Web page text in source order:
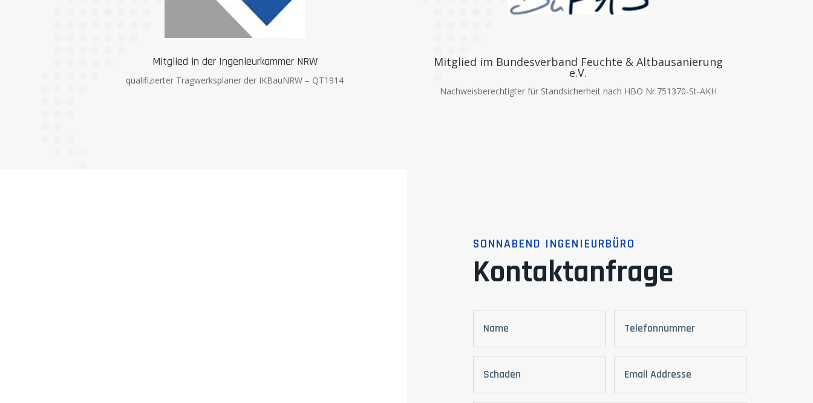
Mitglied in der Ingenieurkammer NRW
qualifizierter Tragwerksplaner der IKBauNRW – QT1914
Mitglied im Bundesverband Feuchte & Altbausanierung
e.V.
Nachweisberechtigter für Standsicherheit nach HBO Nr.751370-St-AKH
SONNABEND INGENIEURBÜRO
Kontaktanfrage